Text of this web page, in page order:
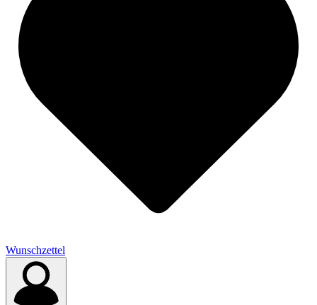
Wunschzettel